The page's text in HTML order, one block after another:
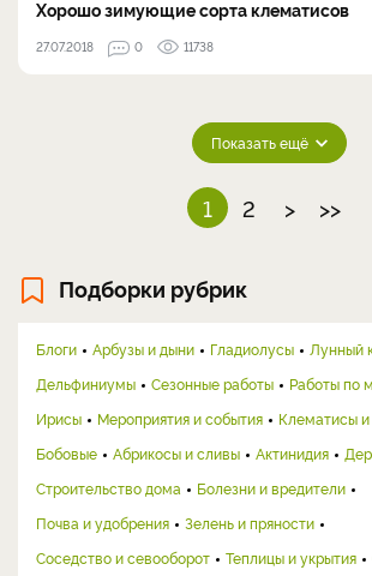
Хорошо зимующие сорта клематисов
27.07.2018 0 11738
Показать ещё
1 2 > >>
Подборки рубрик
Блоги Арбузы и дыни Гладиолусы
Лунный
Дельфиниумы
Сезонные работы
Работы по
Ирисы
Мероприятия и события
Клематисы
Бобовые
Абрикосы и сливы Актинидия
Строительство дома
Болезни и вредители
Почва и удобрения
Зелень и пряности
Соседство и севооборот
Теплицы и укрытия